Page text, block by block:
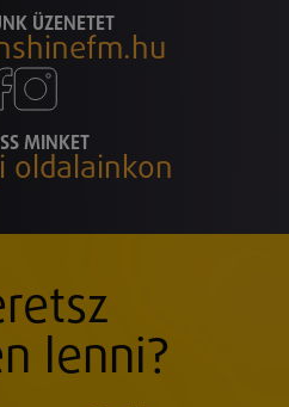
ÜZENETET
MINKET
oldalainkon
lenni?